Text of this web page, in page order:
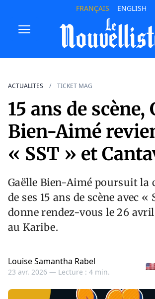
FRANÇAIS ENGLISH
ACTUALITES TICKET MAG
15 ans de scène,
Bien-Aimé
« SST » et
Gaëlle Bien-Aimé poursuit la
de ses 15 ans de scène avec «
donne rendez-vous le 26
au Karibe.
Louise Samantha Rabel
23 avr. 2026 — Lecture : 4 min.